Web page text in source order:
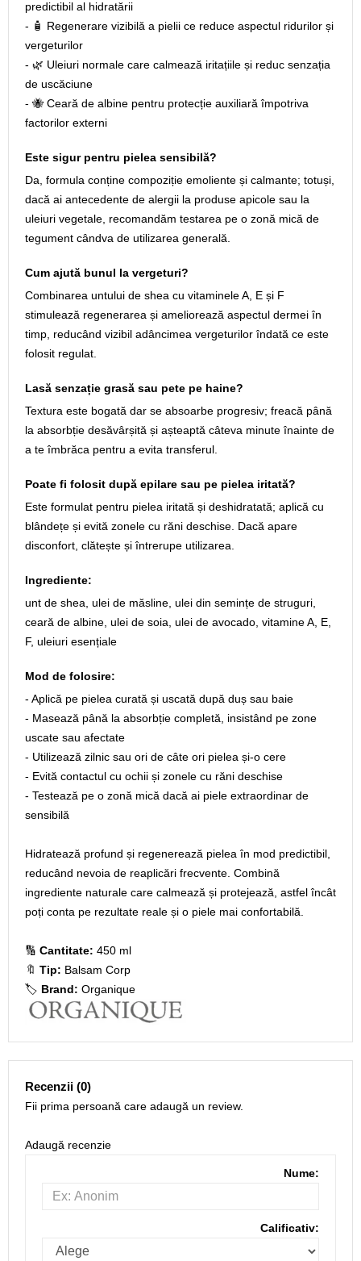
predictibil al hidratării
- 🧴 Regenerare vizibilă a pielii ce reduce aspectul ridurilor și
vergeturilor
- 🌿 Uleiuri normale care calmează iritațiile și reduc senzația
de uscăciune
- 🐝 Ceară de albine pentru protecție auxiliară împotriva
factorilor externi
Este sigur pentru pielea sensibilă?
Da, formula conține compoziție emoliente și calmante; totuși,
dacă ai antecedente de alergii la produse apicole sau la
uleiuri vegetale, recomandăm testarea pe o zonă mică de
tegument cândva de utilizarea generală.
Cum ajută bunul la vergeturi?
Combinarea untului de shea cu vitaminele A, E și F
stimulează regenerarea și ameliorează aspectul dermei în
timp, reducând vizibil adâncimea vergeturilor îndată ce este
folosit regulat.
Lasă senzație grasă sau pete pe haine?
Textura este bogată dar se absoarbe progresiv; freacă până
la absorbție desăvârșită și așteaptă câteva minute înainte de
a te îmbrăca pentru a evita transferul.
Poate fi folosit după epilare sau pe pielea iritată?
Este formulat pentru pielea iritată și deshidratată; aplică cu
blândețe și evită zonele cu răni deschise. Dacă apare
disconfort, clătește și întrerupe utilizarea.
Ingrediente:
unt de shea, ulei de măsline, ulei din semințe de struguri,
ceară de albine, ulei de soia, ulei de avocado, vitamine A, E,
F, uleiuri esențiale
Mod de folosire:
- Aplică pe pielea curată și uscată după duș sau baie
- Masează până la absorbție completă, insistând pe zone
uscate sau afectate
- Utilizează zilnic sau ori de câte ori pielea și-o cere
- Evită contactul cu ochii și zonele cu răni deschise
- Testează pe o zonă mică dacă ai piele extraordinar de
sensibilă
Hidratează profund și regenerează pielea în mod predictibil,
reducând nevoia de reaplicări frecvente. Combină
ingrediente naturale care calmează și protejează, astfel încât
poți conta pe rezultate reale și o piele mai confortabilă.
🔢 Cantitate: 450 ml
🔖 Tip: Balsam Corp
🏷️ Brand: Organique
Recenzii (0)
Fii prima persoană care adaugă un review.
Adaugă recenzie
Nume:
Calificativ: